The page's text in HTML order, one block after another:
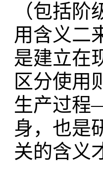
（包括
用含义二
是建立在
区分使用
生产过程
身，也是
关的含义